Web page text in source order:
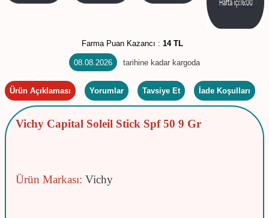
Farma Puan Kazancı : 14 TL
08.08.2026 tarihine kadar kargoda
Ürün Açıklaması Yorumlar Tavsiye Et İade Koşulları
Vichy Capital Soleil Stick Spf 50 9 Gr
Ürün Markası: Vichy